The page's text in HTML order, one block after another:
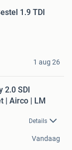
1.9 TDI
1 aug 26
2.0 SDI
| Airco | LM
Details
Vandaag